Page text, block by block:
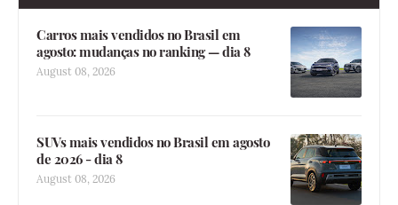
Carros mais vendidos no Brasil em
agosto: mudanças no ranking — dia 8
August 08, 2026
SUVs mais vendidos no Brasil em agosto
de 2026 - dia 8
August 08, 2026